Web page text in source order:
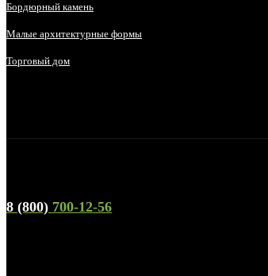
Бордюрный камень
Малые архитектурные формы
Торговый дом
8 (800) 700-12-56